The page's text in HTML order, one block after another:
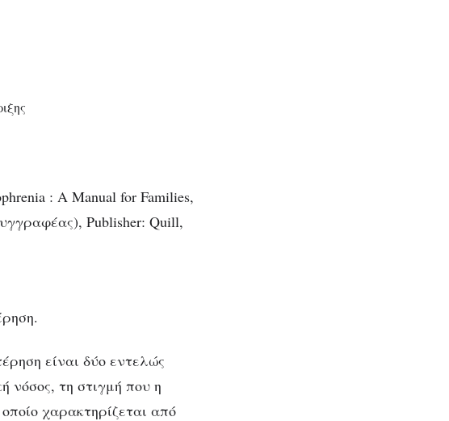
: A Manual for Families,
Publisher: Quill,
είναι δύο εντελώς
νόσος, τη στιγμή που η
χαρακτηρίζεται από